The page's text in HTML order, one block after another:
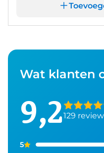
en
regelen een afspraak!
Wat klanten
9,2129
5